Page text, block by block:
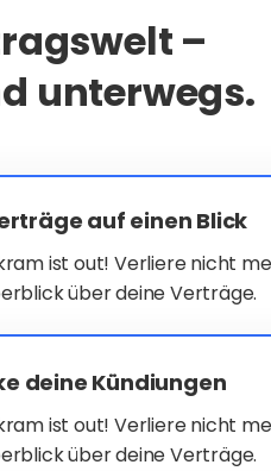
–
unterwegs.
auf einen Blick
ist out! Verliere nicht
über deine Verträge.
deine Kündiungen
ist out! Verliere nicht
über deine Verträge.